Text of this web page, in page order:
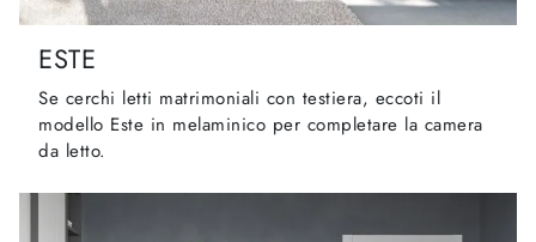
ESTE
Se cerchi letti matrimoniali con testiera, eccoti il
modello Este in melaminico per completare la camera
da letto.